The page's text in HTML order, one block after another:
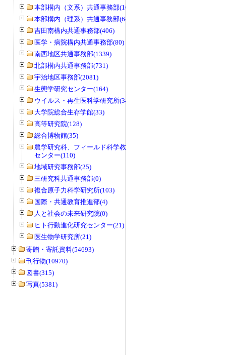
本部構内（文系）共通事務部(165)
本部構内（理系）共通事務部(646)
吉田南構内共通事務部(406)
医学・病院構内共通事務部(80)
南西地区共通事務部(1339)
北部構内共通事務部(731)
宇治地区事務部(2081)
生態学研究センター(164)
ウイルス・再生医科学研究所(34)
大学院総合生存学館(33)
高等研究院(128)
総合博物館(35)
農学研究科、フィールド科学教育研究
センター(110)
地域研究事務部(25)
三研究科共通事務部(0)
複合原子力科学研究所(103)
国際・共通教育推進部(4)
人と社会の未来研究院(0)
ヒト行動進化研究センター(21)
医生物学研究所(21)
寄贈・寄託資料(54693)
刊行物(10970)
図書(315)
写真(5381)